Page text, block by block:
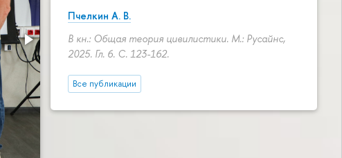
Пчелкин А. В.
В кн.: Общая теория цивилистики. М.: Русайнс,
2025. Гл. 6. С. 123-162.
Все публикации